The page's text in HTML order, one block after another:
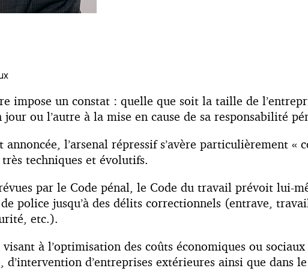
impose un constat : quelle que soit la taille de
ou l’autre à la mise en cause de sa responsabilité
l’arsenal répressif s’avère particulièrement
techniques et évolutifs.
par le Code pénal, le Code du travail prévoit lui-
police jusqu’à des délits correctionnels (entrave,
etc.).
à l’optimisation des coûts économiques ou
d’entreprises extérieures ainsi que dans